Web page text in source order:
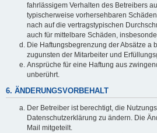
fahrlässigem Verhalten des Betreibers
typischerweise vorhersehbaren
nach auf die vertragstypischen
auch für mittelbare Schäden,
Die Haftungsbegrenzung der Absätze a
zugunsten der Mitarbeiter und
Ansprüche für eine Haftung aus
unberührt.
6. ÄNDERUNGSVORBEHALT
Der Betreiber ist berechtigt, die
Datenschutzerklärung zu ändern. Die
Mail mitgeteilt.